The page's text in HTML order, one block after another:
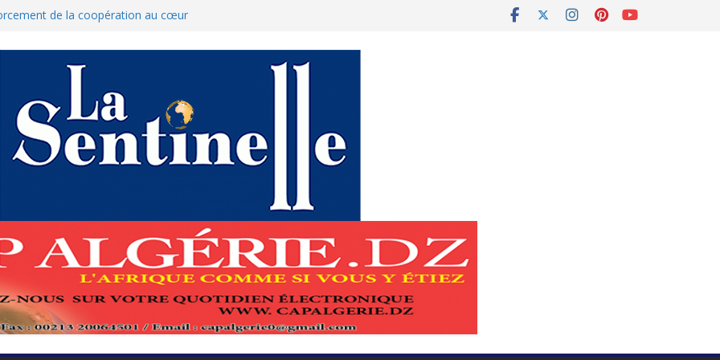
de la coopération au cœur
accélère la reconquête de son tissu
ministère des Finances dément
des nouvelles mesures
protéger El-Qods
tête diplomatiques en marge du